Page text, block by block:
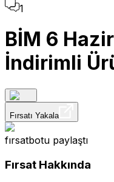
1
BİM 6
İndirimli
Fırsatı Yakala
fırsatbotu paylaştı
Fırsat Hakkında